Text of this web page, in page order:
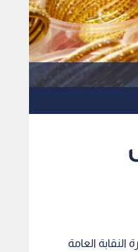
وفق تسعيرة النقابة العامة